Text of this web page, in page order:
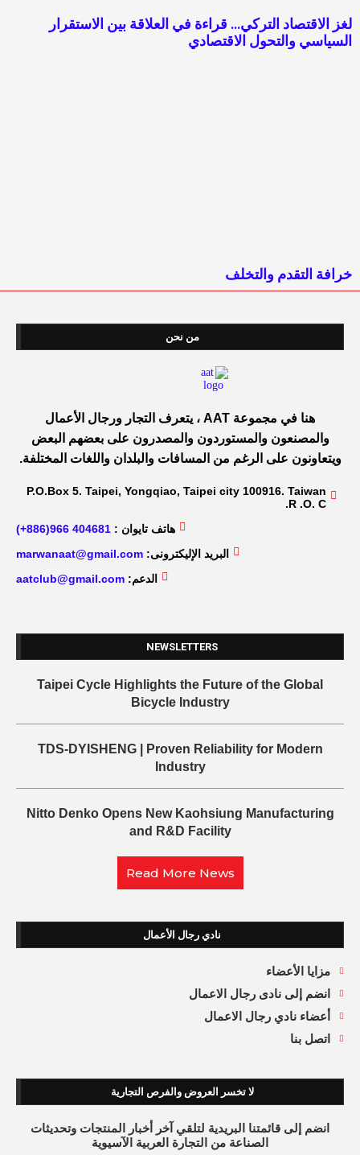
لغز الاقتصاد التركي… قراءة في العلاقة بين الاستقرار
السياسي والتحول الاقتصادي
خرافة التقدم والتخلف
من نحن
هنا في مجموعة AAT ، يتعرف التجار ورجال الأعمال
والمصنعون والمستوردون والمصدرون على بعضهم البعض
ويتعاونون على الرغم من المسافات والبلدان واللغات المختلفة.
P.O.Box 5. Taipei, Yongqiao, Taipei city 100916. Taiwan
R .O. C.
هاتف تايوان : 404681 966(886+)
البريد الإليكترونى: marwanaat@gmail.com
الدعم: aatclub@gmail.com
NEWSLETTERS
Taipei Cycle Highlights the Future of the Global
Bicycle Industry
TDS-DYISHENG | Proven Reliability for Modern
Industry
Nitto Denko Opens New Kaohsiung Manufacturing
and R&D Facility
Read More News
نادي رجال الأعمال
مزايا الأعضاء
انضم إلى نادى رجال الاعمال
أعضاء نادي رجال الاعمال
اتصل بنا
لا تخسر العروض والفرص التجارية
انضم إلى قائمتنا البريدية لتلقي آخر أخبار المنتجات وتحديثات
الصناعة من التجارة العربية الآسيوية